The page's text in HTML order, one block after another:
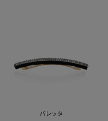
バレッタ